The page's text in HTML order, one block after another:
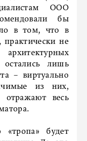
ООО
бы
в том, что в
не
лишь
– виртуально
из них,
отражают весь
будет